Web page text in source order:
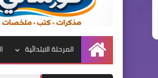
الرئيسية
المرحلة الابتدائية